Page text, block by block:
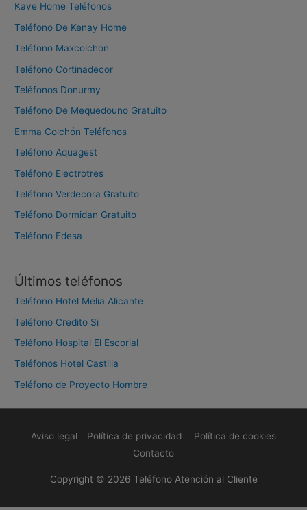
Kave Home Teléfonos
Teléfono De Kenay Home
Teléfono Maxcolchon
Teléfono Cortinadecor
Teléfonos Donurmy
Teléfono De Mequedouno Gratuito
Emma Colchón Teléfonos
Teléfono Aquagest
Teléfono Electrotres
Teléfono Verdecora Gratuito
Teléfono Dormidan Gratuito
Teléfono Edesa
Últimos teléfonos
Teléfono Hotel Melia Alicante
Teléfono Credito Si
Teléfono Hospital El Escorial
Teléfonos Hotel Castilla
Teléfono de Proyecto Hombre
Aviso legal Política de privacidad
Política de cookies
Contacto
Copyright © 2026 Teléfono Atención al Cliente